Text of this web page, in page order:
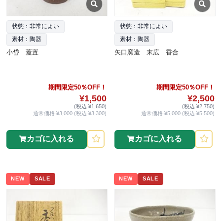
状態：非常によい
素材：陶器
小岱 蓋置
期間限定50％OFF！
¥1,500
(税込 ¥1,650)
通常価格 ¥3,000 (税込 ¥3,300)
カゴに入れる
状態：非常によい
素材：陶器
矢口窯造 末広 香合
期間限定50％OFF！
¥2,500
(税込 ¥2,750)
通常価格 ¥5,000 (税込 ¥5,500)
カゴに入れる
NEW SALE NEW SALE